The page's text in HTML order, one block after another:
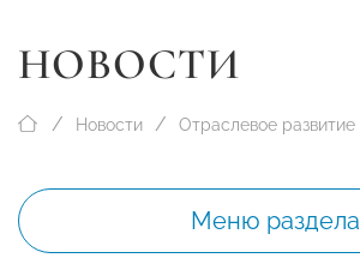
НОВОСТИ
Новости Отраслевое развитие
Меню раздела